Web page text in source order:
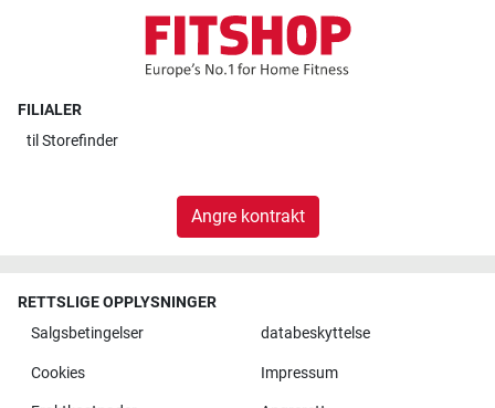
FILIALER
til Storefinder
Angre kontrakt
RETTSLIGE OPPLYSNINGER
Salgsbetingelser
databeskyttelse
Cookies Impressum